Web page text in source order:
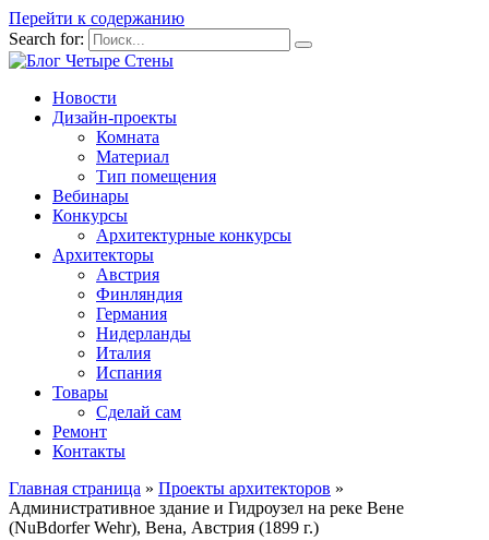
Перейти к содержанию
Search for:
Новости
Дизайн-проекты
Комната
Материал
Тип помещения
Вебинары
Конкурсы
Архитектурные конкурсы
Архитекторы
Австрия
Финляндия
Германия
Нидерланды
Италия
Испания
Товары
Сделай сам
Ремонт
Контакты
Главная страница » Проекты архитекторов »
Административное здание и Гидроузел на реке Вене
(NuBdorfer Wehr), Вена, Австрия (1899 г.)